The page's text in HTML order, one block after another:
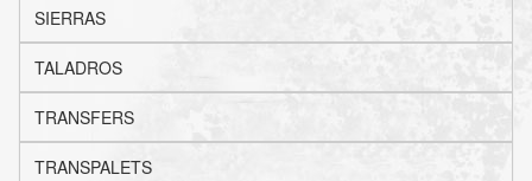
SIERRAS
TALADROS
TRANSFERS
TRANSPALETS